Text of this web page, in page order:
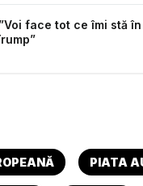
face tot ce îmi stă
PIATA